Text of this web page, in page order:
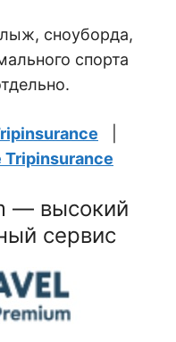
сноуборда,
спорта
— высокий
сервис